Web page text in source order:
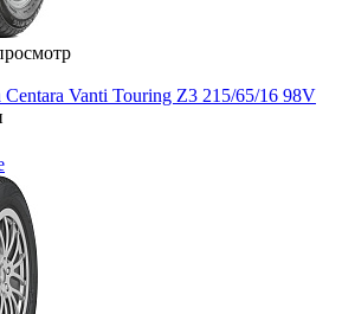
Vanti Touring Z3 215/65/16 98V